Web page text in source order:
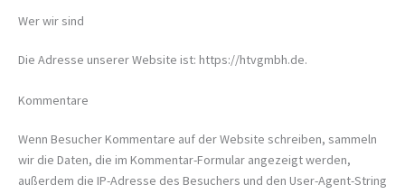
Wer wir sind
Die Adresse unserer Website ist: https://htvgmbh.de.
Kommentare
Wenn Besucher Kommentare auf der Website schreiben, sammeln
wir die Daten, die im Kommentar-Formular angezeigt werden,
außerdem die IP-Adresse des Besuchers und den User-Agent-String